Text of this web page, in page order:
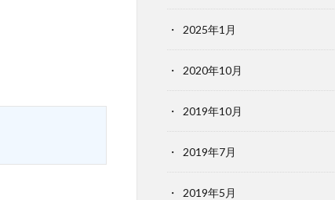
2025年1月
2020年10月
2019年10月
2019年7月
2019年5月